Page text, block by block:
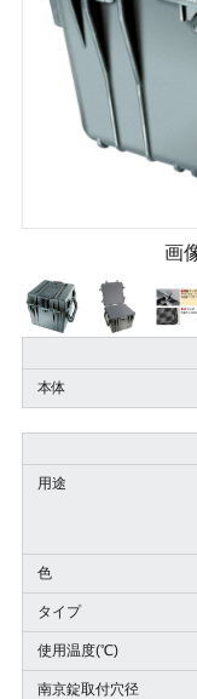
画
本体
用途
色
タイプ
使用温度(℃)
南京錠取付穴径